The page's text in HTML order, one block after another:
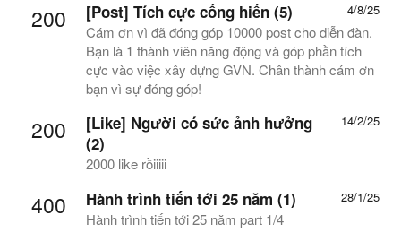
200 4/8/25
[Post] Tích cực cống hiến (5)
Cám ơn vì đã đóng góp 10000 post cho diễn đàn.
Bạn là 1 thành viên năng động và góp phần tích
cực vào việc xây dựng GVN. Chân thành cám ơn
bạn vì sự đóng góp!
200 14/2/25
[Like] Người có sức ảnh hưởng
(2)
2000 like rồiiiii
400 28/1/25
Hành trình tiến tới 25 năm (1)
Hành trình tiến tới 25 năm part 1/4